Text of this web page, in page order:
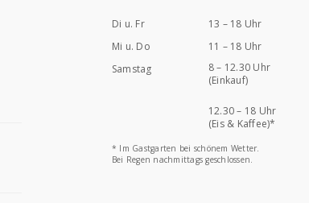
Di u. Fr
13 – 18 Uhr
Mi u. Do
11 – 18 Uhr
Samstag
8 – 12.30 Uhr
(Einkauf)
12.30 – 18 Uhr
(Eis & Kaffee)*
* Im Gastgarten bei schönem Wetter.
Bei Regen nachmittags geschlossen.